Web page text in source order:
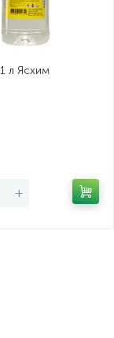
л Ясхим
+